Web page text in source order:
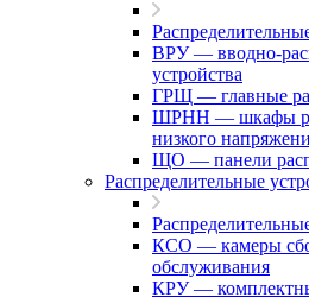
ВРУ — вводно-
устройства
ГРЩ — главные
ШРНН — шкафы
низкого
ЩО — панели
Распределительные
КСО — камеры
обслуживания
КРУ —